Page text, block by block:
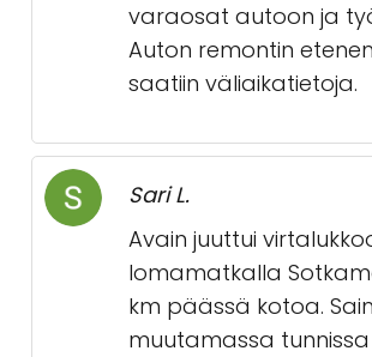
varaosat autoon ja
Auton remontin
saatiin väliaikatietoja.
Sari L.
Avain juuttui
lomamatkalla
km päässä kotoa.
muutamassa